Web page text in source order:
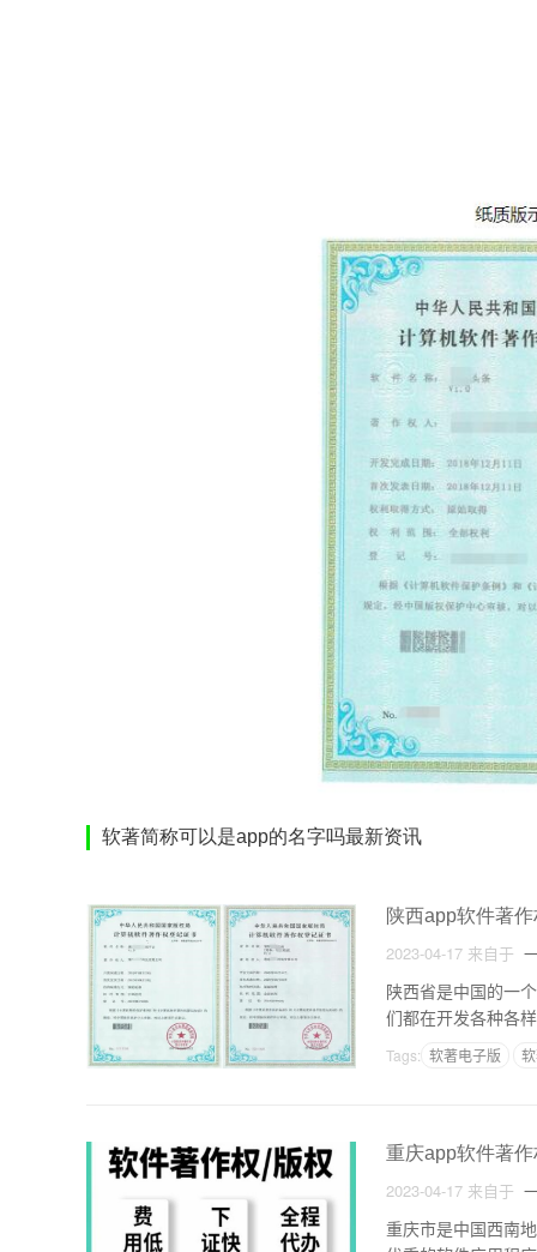
软著简称可以是app的名字吗最新资讯
陕西app软件著
2023-04-17 来自于
陕西省是中国的一
们都在开发各种各
的。因此，本文将
Tags: 软著电子版
重庆app软件著
2023-04-17 来自于
重庆市是中国西南